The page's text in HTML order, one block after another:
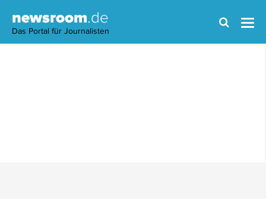
newsroom.de
Das Portal für Journalisten